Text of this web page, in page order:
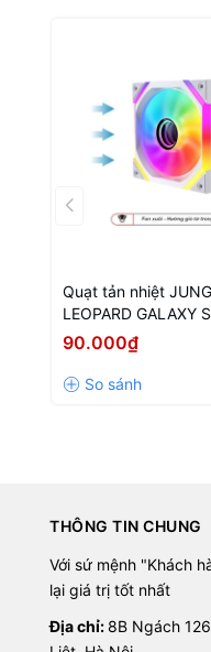
Quạt tản nhiệt
LEOPARD GALAXY
ARGB (MÀU TRẮNG/
90.000₫
THÔNG TIN CHUNG
Với sứ mệnh "Khách
lại giá trị tốt nhất
Địa chỉ: 8B Ngách